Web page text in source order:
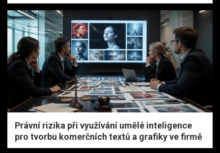
Právní rizika při využívání umělé inteligence
pro tvorbu komerčních textů a grafiky ve firmě